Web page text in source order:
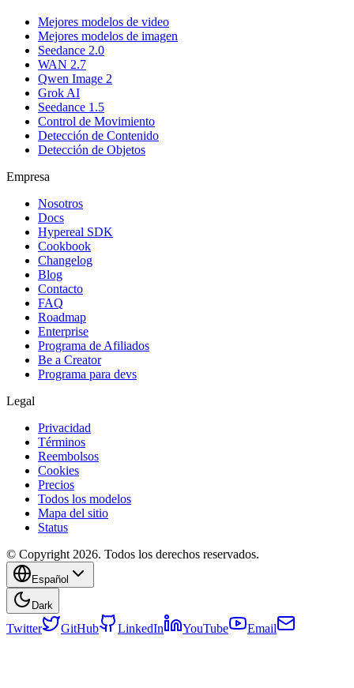
Mejores modelos de video
Mejores modelos de imagen
Seedance 2.0
WAN 2.7
Qwen Image 2
Grok AI
Seedance 1.5
Control de Movimiento
Detección de Contenido
Detección de Objetos
Empresa
Nosotros
Docs
Hypereal SDK
Cookbook
Changelog
Blog
Contacto
FAQ
Roadmap
Enterprise
Programa de Afiliados
Be a Creator
Programa para devs
Legal
Privacidad
Términos
Reembolsos
Cookies
Precios
Todos los modelos
Mapa del sitio
Status
© Copyright 2026. Todos los derechos reservados.
Español
Dark
Twitter GitHub LinkedIn YouTube Email